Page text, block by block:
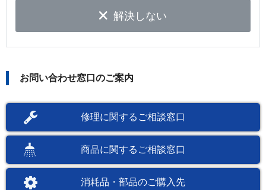
解決しない
お問い合わせ窓口のご案内
修理に関するご相談窓口
商品に関するご相談窓口
消耗品・部品のご購入先